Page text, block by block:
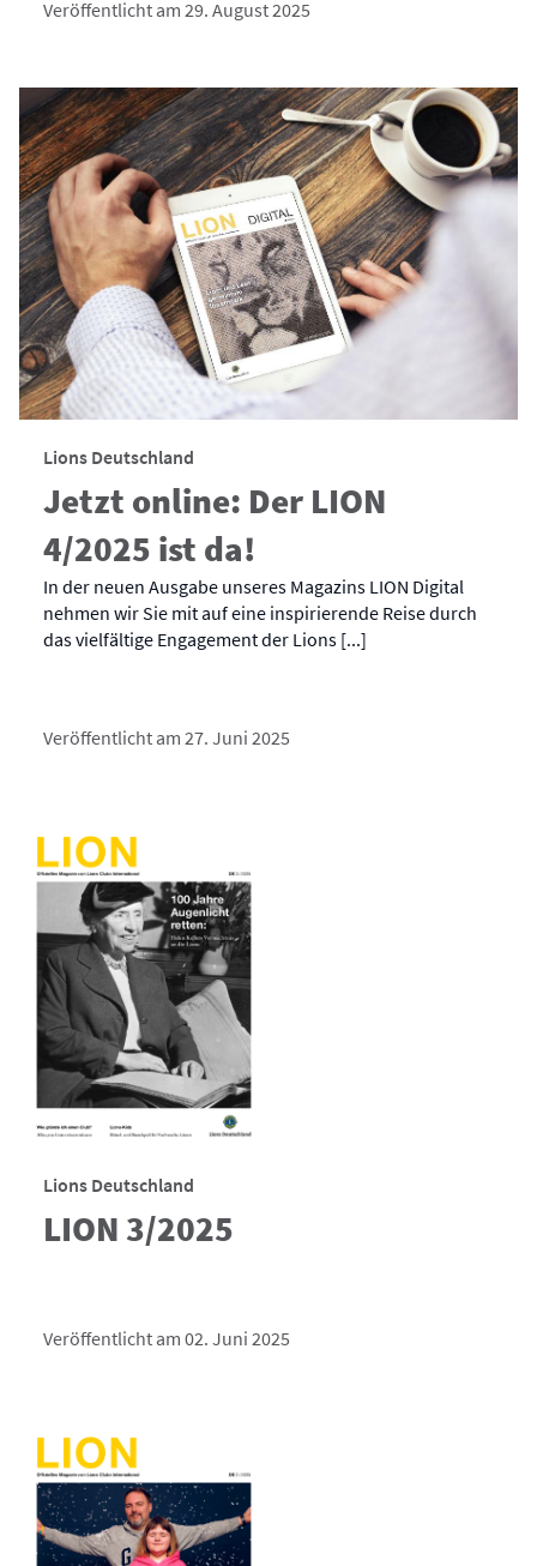
Veröffentlicht am 29. August 2025
Lions Deutschland
Jetzt online: Der LION
4/2025 ist da!
In der neuen Ausgabe unseres Magazins LION Digital
nehmen wir Sie mit auf eine inspirierende Reise durch
das vielfältige Engagement der Lions [...]
Veröffentlicht am 27. Juni 2025
Lions Deutschland
LION 3/2025
Veröffentlicht am 02. Juni 2025